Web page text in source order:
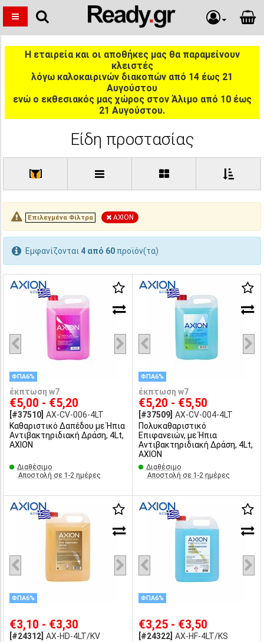
Η εταιρεία και οι αποθήκες μας θα παραμείνουν
κλειστές
λόγω καλοκαιρινών διακοπών από 14 έως 21
Αυγούστου
ενώ ο εκθεσιακός μας χώρος στον Άλιμο από 10 έως
21 Αυγούστου.
Είδη προστασίας
[ ]
Επιλεγμένα Φίλτρα AXION
Εμφανίζονται 4 από 60 προϊόν(τα)
ΦΠΑ6%
έκπτωση w7
€5,00 - €5,20
[#37510] AX-CV-006-4LT
Καθαριστικό Δαπέδου με Ήπια
Αντιβακτηριδιακή Δράση, 4Lt,
AXION
Διαθέσιμο
Αποστολή σε 1-2 ημέρες
ΦΠΑ6%
έκπτωση w7
€5,20 - €5,50
[#37509] AX-CV-004-4LT
Πολυκαθαριστικό
Επιφανειών, με Ήπια
Αντιβακτηριδιακή Δράση, 4Lt,
AXION
Διαθέσιμο
Αποστολή σε 1-2 ημέρες
ΦΠΑ6%
€3,10 - €3,30
[#24312] AX-HD-4LT/KV
ΦΠΑ6%
€3,25 - €3,50
[#24322] AX-HF-4LT/KS